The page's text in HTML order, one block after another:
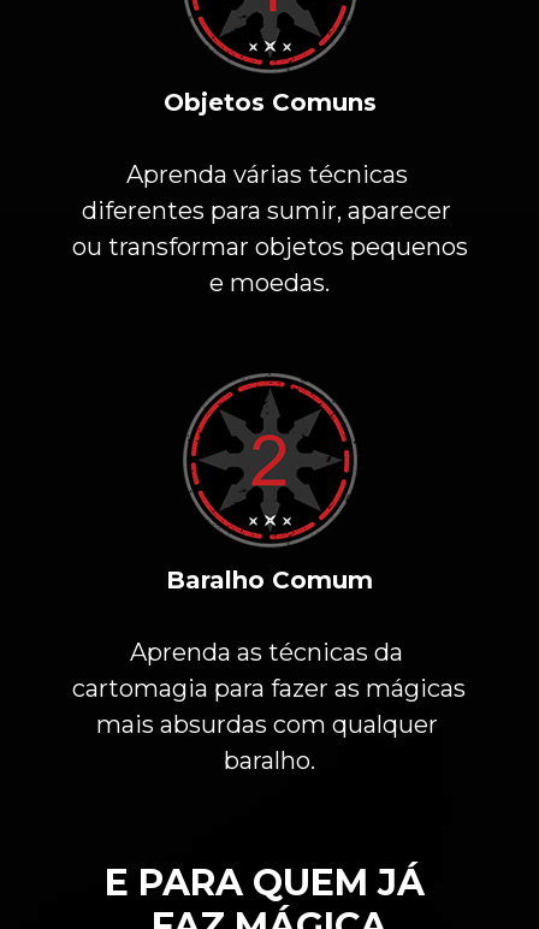
Objetos Comuns
Aprenda várias técnicas
diferentes para sumir, aparecer
ou transformar objetos pequenos
e moedas.
Baralho Comum
Aprenda as técnicas da
cartomagia para fazer as mágicas
mais absurdas com qualquer
baralho.
E PARA QUEM JÁ